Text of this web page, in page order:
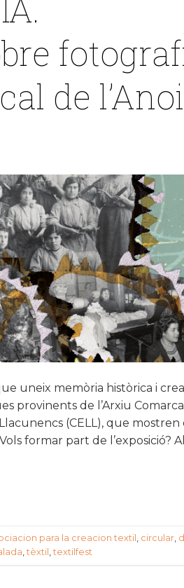
de
uneix memòria històrica i
provinents de l’Arxiu
Llacunencs (CELL), que
formar part de l’exposició?
para la creacion textil circular
tèxtil textilfest